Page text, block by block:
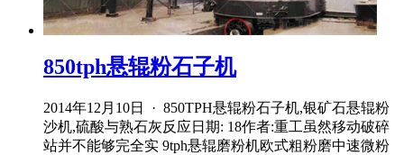
850tph悬辊粉石子机
2014年12月10日 · 850TPH悬辊粉石子机,银矿石悬辊粉
沙机,硫酸与熟石灰反应日期: 18作者:重工虽然移动破碎
站并不能够完全实 9tph悬辊磨粉机欧式粗粉磨中速微粉